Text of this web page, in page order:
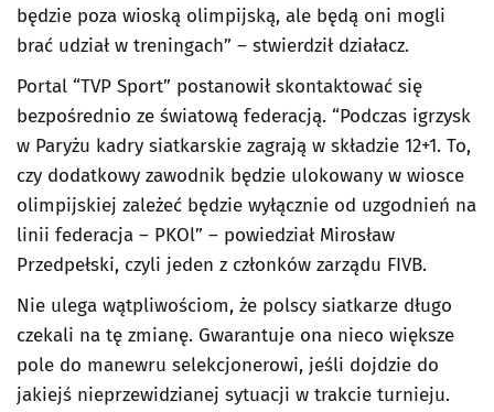
będzie poza wioską olimpijską, ale będą oni mogli
brać udział w treningach” – stwierdził działacz.
Portal “TVP Sport” postanowił skontaktować się
bezpośrednio ze światową federacją. “Podczas igrzysk
w Paryżu kadry siatkarskie zagrają w składzie 12+1. To,
czy dodatkowy zawodnik będzie ulokowany w wiosce
olimpijskiej zależeć będzie wyłącznie od uzgodnień na
linii federacja – PKOl” – powiedział Mirosław
Przedpełski, czyli jeden z członków zarządu FIVB.
Nie ulega wątpliwościom, że polscy siatkarze długo
czekali na tę zmianę. Gwarantuje ona nieco większe
pole do manewru selekcjonerowi, jeśli dojdzie do
jakiejś nieprzewidzianej sytuacji w trakcie turnieju.